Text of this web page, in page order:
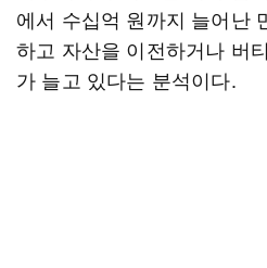
에서 수십억 원까지 늘어난
하고 자산을 이전하거나 버
가 늘고 있다는 분석이다.